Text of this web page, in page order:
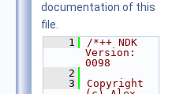
documentation of this
file.
    1
/*++ NDK
Version:
0098
    2
    3
Copyright